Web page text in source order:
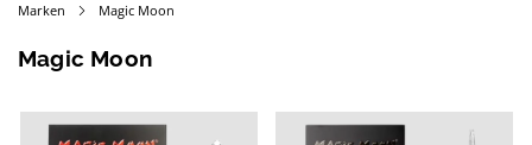
Marken Magic Moon
Magic Moon